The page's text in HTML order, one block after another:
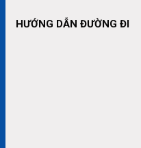
HƯỚNG DẪN ĐƯỜNG ĐI